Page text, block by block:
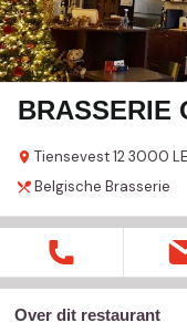
BRASSERIE
Tiensevest 123000
Belgische Brasserie
Over dit restaurant